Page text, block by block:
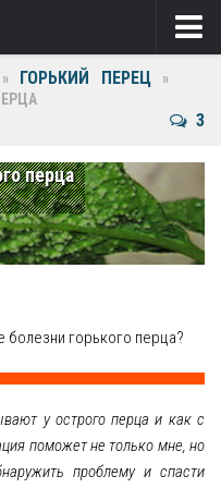
» ГОРЬКИЙ ПЕРЕЦ»
3
перца
горького перца?
у острого перца и как с
поможет не только мне, но
проблему и спасти